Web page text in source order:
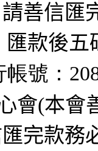
善信匯
匯款後五
帳號：
會(本會
完款務